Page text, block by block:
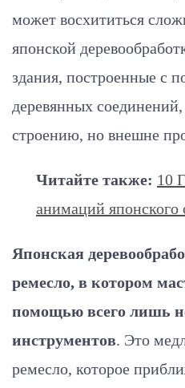
может восхититься
японской
здания, построенные с
деревянных
строению, но внешне
Читайте также: 10
анимаций японского
Японская
ремесло, в котором
помощью всего лишь
инструментов. Это
ремесло, которое